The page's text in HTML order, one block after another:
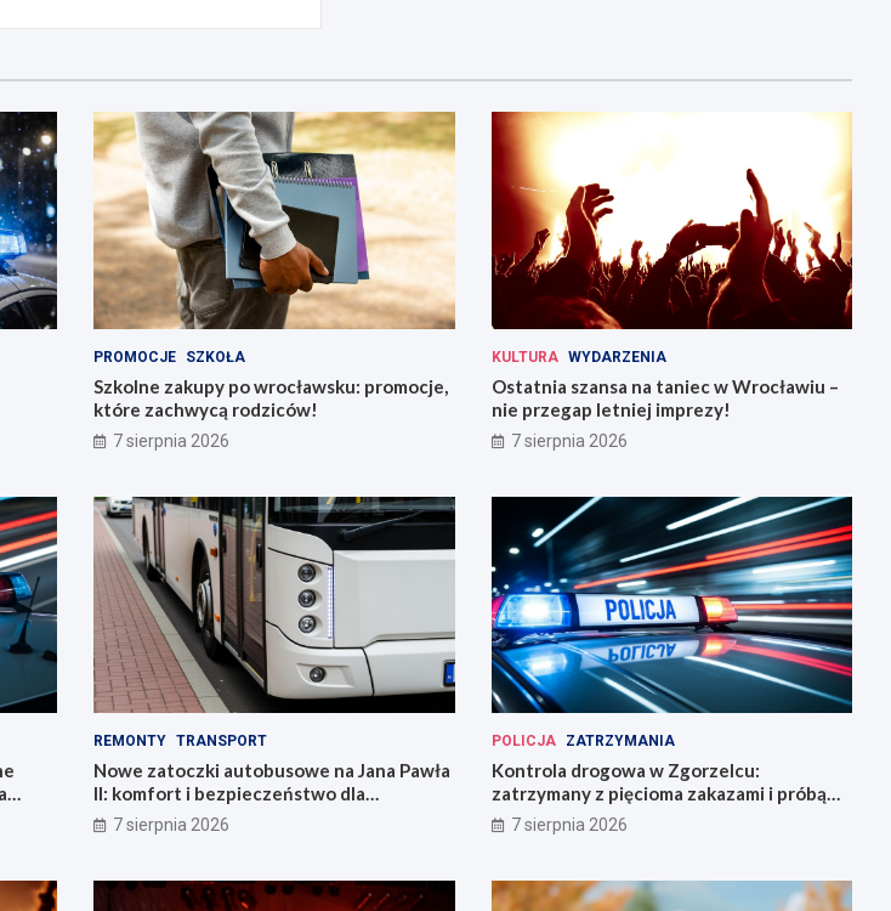
PROMOCJE SZKOŁA
Szkolne zakupy po wrocławsku: promocje,
które zachwycą rodziców!
7 sierpnia 2026
KULTURA WYDARZENIA
Ostatnia szansa na taniec w Wrocławiu –
nie przegap letniej imprezy!
7 sierpnia 2026
REMONTY TRANSPORT
Nowe zatoczki autobusowe na Jana Pawła
II: komfort i bezpieczeństwo dla
mieszkańców!
7 sierpnia 2026
POLICJA ZATRZYMANIA
Kontrola drogowa w Zgorzelcu:
zatrzymany z pięcioma zakazami i próbą
ucieczki
7 sierpnia 2026